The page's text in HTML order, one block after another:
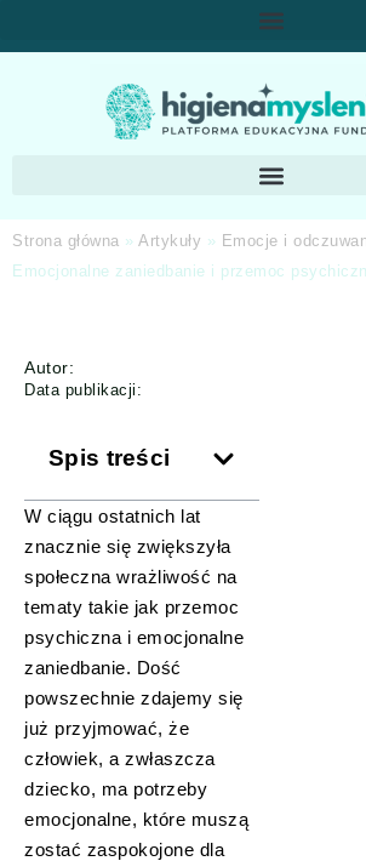
Strona główna » Artykuły » Emocje i
Emocjonalne zaniedbanie i przemoc
Autor:
Data publikacji:
Spis treści
W ciągu ostatnich lat
znacznie się zwiększyła
społeczna wrażliwość na
tematy takie jak przemoc
psychiczna i emocjonalne
zaniedbanie. Dość
powszechnie zdajemy się
już przyjmować, że
człowiek, a zwłaszcza
dziecko, ma potrzeby
emocjonalne, które muszą
zostać zaspokojone dla